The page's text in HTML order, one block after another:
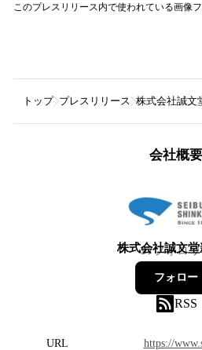
このプレスリリース内で使われている画像
トップ プレスリリース 株式会社誠文
会社概要
株式会社誠文
97フォロ
フォロー
RSS
URL
https://